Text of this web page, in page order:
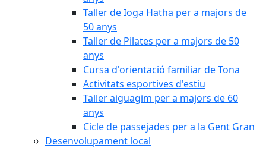
Taller de Ioga Hatha per a majors de
50 anys
Taller de Pilates per a majors de 50
anys
Cursa d'orientació familiar de Tona
Activitats esportives d'estiu
Taller aiguagim per a majors de 60
anys
Cicle de passejades per a la Gent Gran
Desenvolupament local